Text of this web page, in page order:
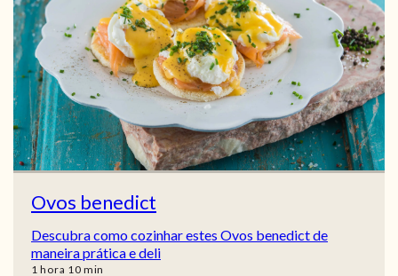
Ovos benedict
Descubra como cozinhar estes Ovos benedict de
maneira prática e deli
1 hora
hora 10min
min